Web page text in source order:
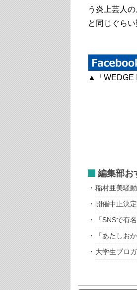
う炎上芸人
と同じぐら
▲「WEDGE
編集部お
稲村亜美騒
開催中止決
「SNSで有
「あたしお
大学生ブロ